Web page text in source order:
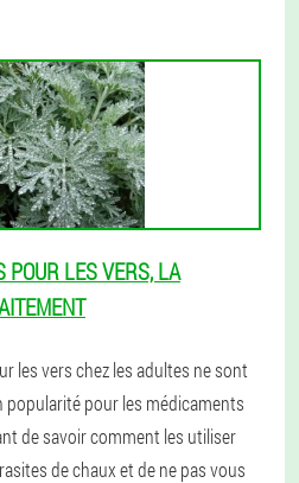
POUR LES VERS, LA
les vers chez les adultes ne sont
pour les médicaments
de savoir comment les utiliser
de chaux et de ne pas vous